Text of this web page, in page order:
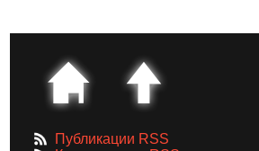
Публикации RSS